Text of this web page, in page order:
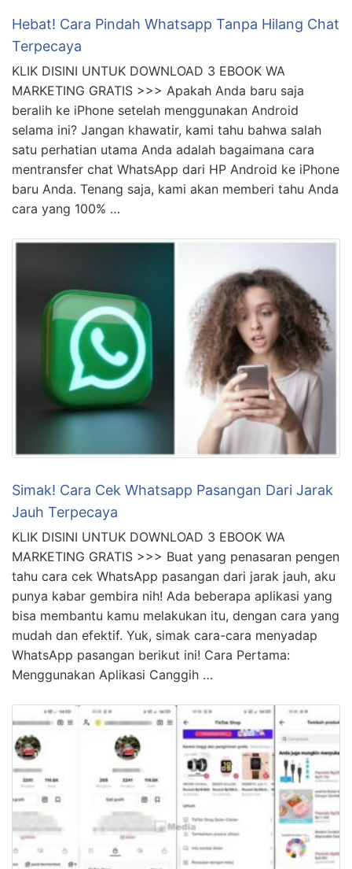
Hebat! Cara Pindah Whatsapp Tanpa Hilang Chat
Terpecaya
KLIK DISINI UNTUK DOWNLOAD 3 EBOOK WA
MARKETING GRATIS >>> Apakah Anda baru saja
beralih ke iPhone setelah menggunakan Android
selama ini? Jangan khawatir, kami tahu bahwa salah
satu perhatian utama Anda adalah bagaimana cara
mentransfer chat WhatsApp dari HP Android ke iPhone
baru Anda. Tenang saja, kami akan memberi tahu Anda
cara yang 100% …
Simak! Cara Cek Whatsapp Pasangan Dari Jarak
Jauh Terpecaya
KLIK DISINI UNTUK DOWNLOAD 3 EBOOK WA
MARKETING GRATIS >>> Buat yang penasaran pengen
tahu cara cek WhatsApp pasangan dari jarak jauh, aku
punya kabar gembira nih! Ada beberapa aplikasi yang
bisa membantu kamu melakukan itu, dengan cara yang
mudah dan efektif. Yuk, simak cara-cara menyadap
WhatsApp pasangan berikut ini! Cara Pertama:
Menggunakan Aplikasi Canggih …